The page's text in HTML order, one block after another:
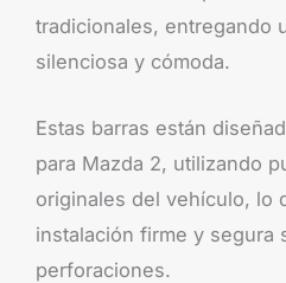
tradicionales, entregando
silenciosa y cómoda.
Estas barras están
para Mazda 2, utilizando
originales del vehículo, lo
instalación firme y segura
perforaciones.